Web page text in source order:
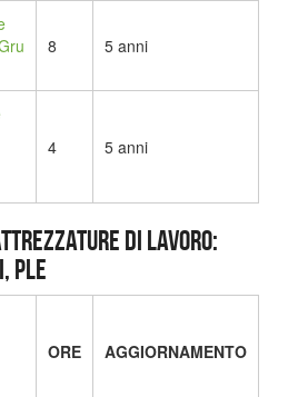
8 5 anni
4 5 anni
DI LAVORO:
PLE
ORE AGGIORNAMENTO